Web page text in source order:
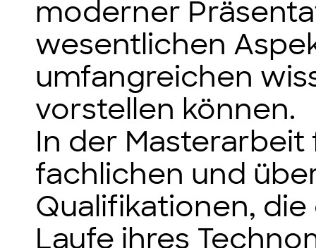
moderner
wesentlichen
umfangreichen
vorstellen können.
In der
fachlichen und
Qualifikationen,
Laufe ihres